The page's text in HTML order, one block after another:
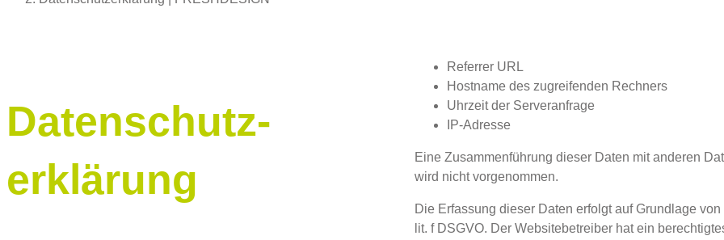
Datenschutz­
erklärung
Referrer URL
Hostname des zugreifenden Rechners
Uhrzeit der Serveranfrage
IP-Adresse
Eine Zusammenführung dieser Daten mit anderen
wird nicht vorgenommen.
Die Erfassung dieser Daten erfolgt auf Grundlage von
lit. f DSGVO. Der Websitebetreiber hat ein